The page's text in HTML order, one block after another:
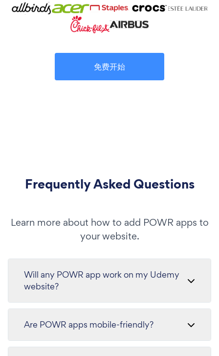
免费开始
Frequently Asked Questions
Learn more about how to add POWR apps to
your website.
Will any POWR app work on my Udemy
website?
Are POWR apps mobile-friendly?